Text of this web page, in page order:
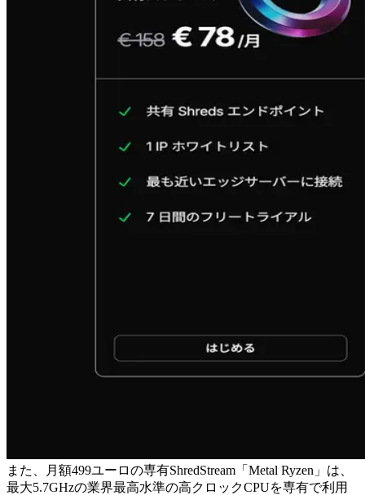
また、月額499ユーロの専有ShredStream「Metal Ryzen」は、
最大5.7GHzの業界最高水準の高クロックCPUを専有で利用